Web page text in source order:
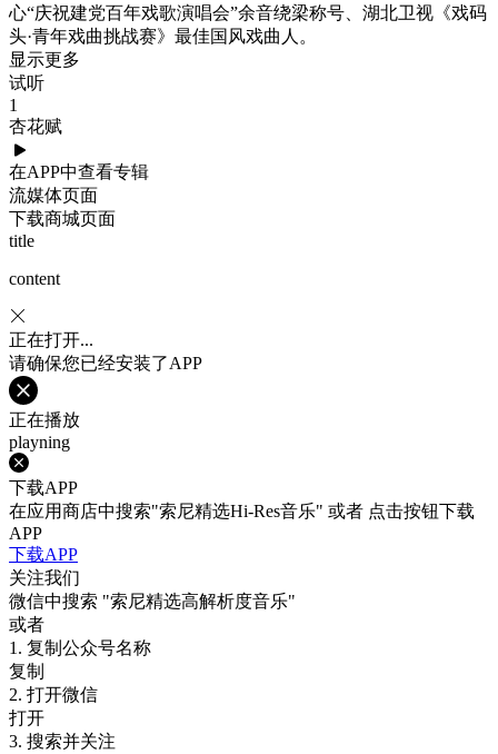
心“庆祝建党百年戏歌演唱会”余音绕梁称号、湖北卫视《戏码
头·青年戏曲挑战赛》最佳国风戏曲人。
显示更多
试听
1
杏花赋
在APP中查看专辑
流媒体页面
下载商城页面
title
content
正在打开...
请确保您已经安装了APP
正在播放
playning
下载APP
在应用商店中搜索"索尼精选Hi-Res音乐" 或者 点击按钮下载
APP
下载APP
关注我们
微信中搜索 "索尼精选高解析度音乐"
或者
1. 复制公众号名称
复制
2. 打开微信
打开
3. 搜索并关注